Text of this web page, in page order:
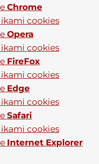
Chrome
cookies
Opera
cookies
FireFox
cookies
Edge
cookies
Safari
cookies
Internet Explorer